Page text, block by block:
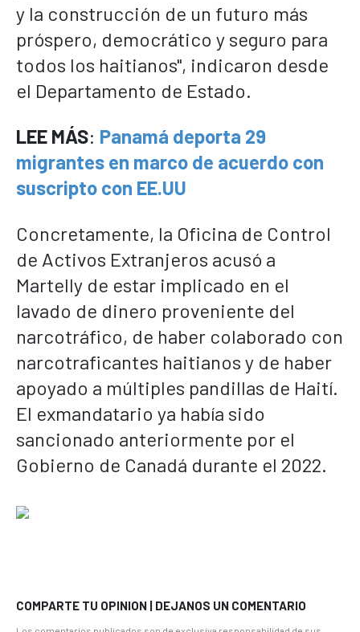
y la construcción de un futuro más
próspero, democrático y seguro para
todos los haitianos", indicaron desde
el Departamento de Estado.
LEE MÁS: Panamá deporta 29
migrantes en marco de acuerdo con
suscripto con EE.UU
Concretamente, la Oficina de Control
de Activos Extranjeros acusó a
Martelly de estar implicado en el
lavado de dinero proveniente del
narcotráfico, de haber colaborado con
narcotraficantes haitianos y de haber
apoyado a múltiples pandillas de Haití.
El exmandatario ya había sido
sancionado anteriormente por el
Gobierno de Canadá durante el 2022.
COMPARTE TU OPINION | DEJANOS UN COMENTARIO